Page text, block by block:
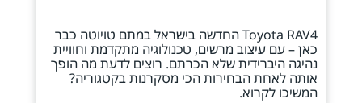
Toyota RAV4 החדשה בישראל במתם טויוטה כבר
כאן – עם עיצוב מרשים, טכנולוגיה מתקדמת וחוויית
נהיגה היברידית שלא הכרתם. רוצים לדעת מה הופך
אותה לאחת הבחירות הכי מסקרנות בקטגוריה?
המשיכו לקרוא.